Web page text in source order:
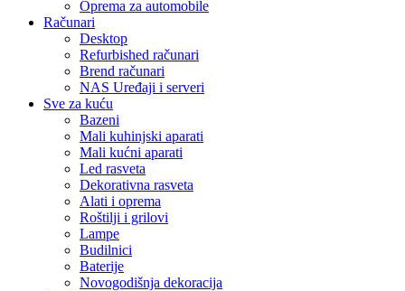
Oprema za automobile
Računari
Desktop
Refurbished računari
Brend računari
NAS Uređaji i serveri
Sve za kuću
Bazeni
Mali kuhinjski aparati
Mali kućni aparati
Led rasveta
Dekorativna rasveta
Alati i oprema
Roštilji i grilovi
Lampe
Budilnici
Baterije
Novogodišnja dekoracija